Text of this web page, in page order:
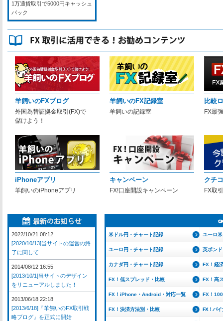
1万通貨取引で5000円キャッシュ
バック
羊飼いのFXブログ
外国為替証拠金取引(FX)で
儲けよう！
羊飼いのFX記録室
羊飼いの記録室
比較
FX最
iPhoneアプリ
羊飼いのiPhoneアプリ
キャンペーン
FX!口座開設キャンペーン
クチ
FX取
米ドル円・チャート記録 ユーロ
ユーロ円・チャート記録 英ポン
カナダ円・チャート記録 FX！経
FX！低スプレッド・比較 FX！高
FX！iPhone・Android・対応一覧 FX！
FX！決済方法別・比較 FX！バイ
2022/10/21 08:12
[2020/10/13]当サイトの運営の終
了に関して
2014/08/12 16:55
[2013/10/1]当サイトのデザイン
をリニューアルしました！
2013/06/18 22:18
[2013/6/18]『羊飼いのFX取引戦
略ブログ』を正式に開始